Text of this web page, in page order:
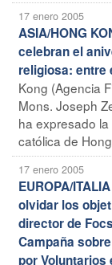
17 enero 2005
ASIA/HONG
celebran el
religiosa: entre
Kong (Agencia
Mons. Joseph
ha expresado
católica de
17 enero 2005
EUROPA/
olvidar los
director de
Campaña
por Voluntarios